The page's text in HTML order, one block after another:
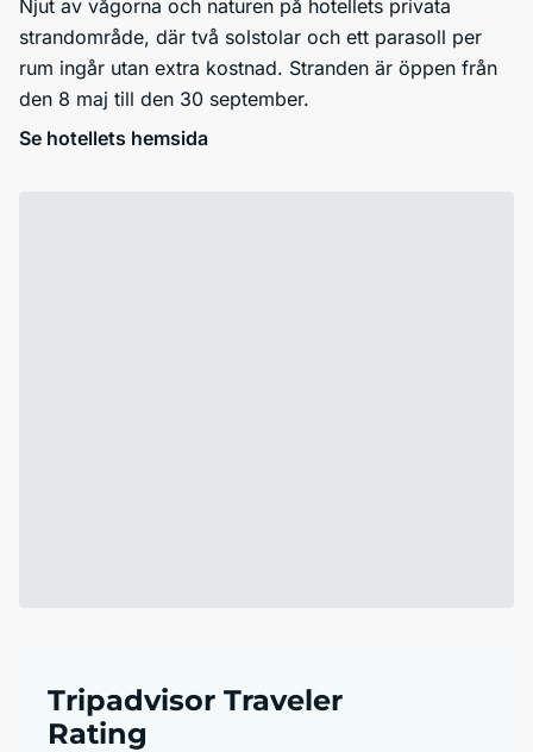
Njut av vågorna och naturen på hotellets privata
strandområde, där två solstolar och ett parasoll per
rum ingår utan extra kostnad. Stranden är öppen från
den 8 maj till den 30 september.
Se hotellets hemsida
Tripadvisor Traveler
Rating